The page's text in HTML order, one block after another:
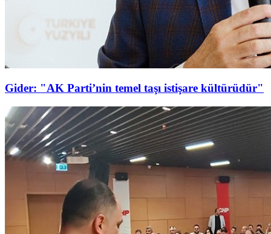
Gider: "AK Parti’nin temel taşı istişare kültürüdür"